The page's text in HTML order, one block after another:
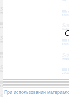
При использовании